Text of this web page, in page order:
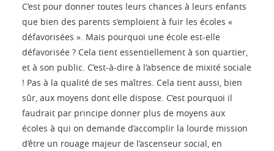
C’est pour donner toutes leurs chances à leurs enfants
que bien des parents s’emploient à fuir les écoles «
défavorisées ». Mais pourquoi une école est-elle
défavorisée ? Cela tient essentiellement à son quartier,
et à son public. C’est-à-dire à l’absence de mixité sociale
! Pas à la qualité de ses maîtres. Cela tient aussi, bien
sûr, aux moyens dont elle dispose. C’est pourquoi il
faudrait par principe donner plus de moyens aux
écoles à qui on demande d’accomplir la lourde mission
d’être un rouage majeur de l’ascenseur social, en